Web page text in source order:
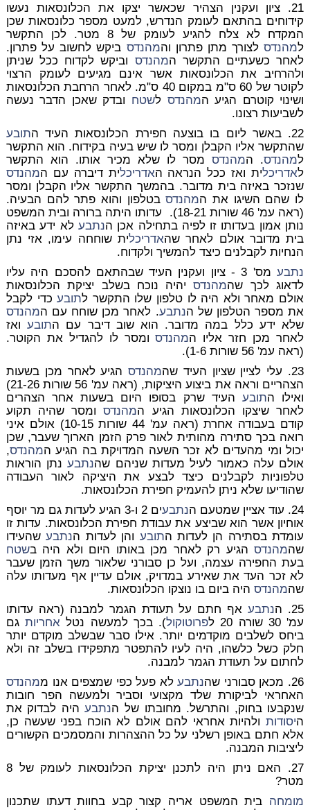
21. ציון ועקנין הצהיר שכאשר יצקו את הכלונסאות נעשו
קידוחים בהתאם לעומק הנדרש, למעט מספר כלונסאות שכן
המקדח לא צלח להגיע לעומק של 8 מטר. לכן התקשר
למהנדסלצורך מתן פתרון והמהנדס ביקש לחשוב על פתרון.
לאחר כשעתיים התקשר המהנדס וביקש לקדוח ככל שניתן
ולהרחיב את הכלונסאות אשר אינם מגיעים לעומק הרצוי
לקוטר של 60 ס"מ במקום 40 ס"מ. לאחר הרחבת הכלונסאות
ושינוי קוטרם הגיע המהנדס לשטח ובדק שאכן הדבר נעשה
לשביעות רצונו.
22. באשר ליום בו בוצעה חפירת הכלונסאות העיד ה
תובע
שהתקשר אליו הקבלן ומסר לו שיש בעיה בקידוח. הוא התקשר
למהנדס. המהנדסמסר לו שלא מכיר אותו. הוא התקשר
לאדריכלית ואז ככל הנראה האדריכלית דיברה עם המהנדס
שנזכר באיזה בית מדובר. בהמשך התקשר אליו הקבלן ומסר
לו שהם השיגו את המהנדסבטלפון והוא פתר להם הבעיה.
(ראה עמ' 46 שורות 18-21). עדותו היתה ברורה ובית המשפט
נותן אמון בעדותו זו לפיה בתחילה אכן הנתבע לא ידע באיזה
בית מדובר אולם לאחר שהאדריכלית שוחחה עימו, אזי נתן
הנחיות לקבלנים כיצד להמשיך ולקדוח.
נתבע
מס' 3 - ציון ועקנין העיד שבהתאם להסכם היה עליו
לדאוג לכך שהמהנדסיהיה נוכח בשלב יציקת הכלונסאות
אולם מאחר ולא היה לו טלפון שלו התקשר לתובעכדי לקבל
את מספר הטלפון של הנתבע. לאחר מכן שוחח עם המהנדס
שלא ידע כלל במה מדובר. הוא שוב דיבר עם התובעואז
לאחר מכן חזר אליו המהנדסומסר לו להגדיל את הקוטר.
(ראה עמ' 56 שורות 1-6).
23. עלי לציין שציון העיד שה
מהנדסהגיע לאחר מכן בשעות
הצהריים וראה את ביצוע היציקות, (ראה עמ' 56 שורות 21-26)
ואילו התובע העיד שרק בסופו היום בשעות אחר הצהרים
לאחר שיצקו הכלונסאות הגיע המהנדסומסר שהיה תקוע
קודם בעבודה אחרת (ראה עמ' 44 שורות 10-15) אולם איני
רואה בכך סתירה מהותית לאור פרק הזמן הארוך שעבר, שכן
יכול ומי מהעדים לא זכר השעה המדויקת בה הגיע המהנדס,
אולם עלה כאמור לעיל מעדות שניהם שהנתבענתן הוראות
טלפוניות לקבלנים כיצד לבצע את היציקה לאור העבודה
שהודיעו שלא ניתן להעמיק חפירת הכלונסאות.
24. עוד אציין שמטעם ה
נתבע
ים 2 ו-3 הגיע לעדות גם מר יוסף
אוחיון אשר הוא שביצע את עבודת חפירת הכלונסאות. עדות זו
עומדת בסתירה הן לעדות התובע והן לעדות הנתבעשהעידו
שהמהנדסהגיע רק לאחר מכן באותו היום ולא היה בשטח
בעת החפירה עצמה, ועל כן סבורני שלאור משך הזמן שעבר
לא זכר העד את שאירע במדויק, אולם עדיין אף מעדותו עלה
שהמהנדסהיה ביום בו נוצקו הכלונסאות.
25. ה
נתבעאף חתם על תעודת הגמר למבנה (ראה עדותו
עמ' 30 שורה 20 ל
פרוטוקול). בכך למעשה נטל אחריותגם
ביחס לשלבים מוקדמים יותר. אילו סבר שבשלב מוקדם יותר
חלק כשל כלשהו, היה לעיו להתפטר מתפקידו בשלב זה ולא
לחתום על תעודת הגמר למבנה.
26. מכאן סבורני שה
נתבעלא פעל כפי שמצפים אנו ממהנדס
האחראי לביקורת שלד מקצועי וסביר ולמעשה הפר חובות
שנקבעו בחוק, והתרשל. מחובתו של הנתבעהיה לבדוק את
היסודותולהיות אחראי להם אולם לא הוכח בפני שעשה כן,
אלא חתם באופן רשלני על כל ההצהרות והמסמכים הקשורים
ליציבות המבנה.
27. האם ניתן היה לתכנן יציקת הכלונסאות לעומק של 8
מטר?
מומחה בית המשפט אריה קצור קבע בחוות דעתו שתכנון